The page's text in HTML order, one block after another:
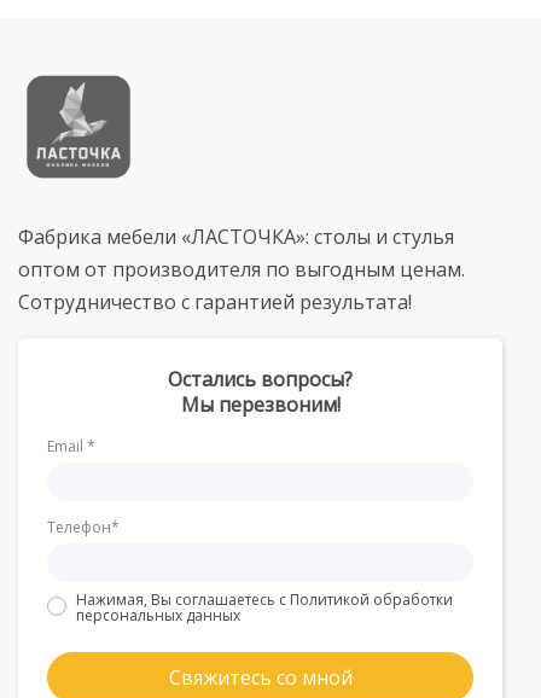
Фабрика мебели «ЛАСТОЧКА»: столы и стулья
оптом от производителя по выгодным ценам.
Сотрудничество с гарантией результата!
Остались вопросы?
Мы перезвоним!
Email *
Телефон*
Нажимая, Вы соглашаетесь с Политикой обработки
персональных данных
Свяжитесь со мной